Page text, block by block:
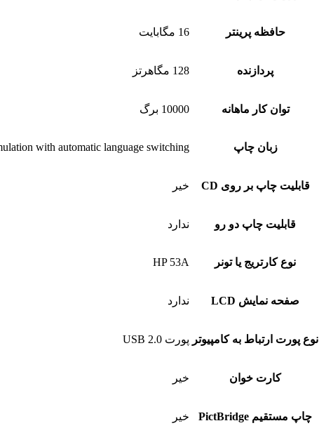
حافظه پرینتر 16 مگابایت
پردازنده 128 مگاهرتز
توان کار ماهانه 10000 برگ
زبان چاپ with automatic language switching
قابلیت چاپ بر روی CD خیر
قابلیت چاپ دو رو ندارد
نوع کارتریج یا تونر HP 53A
صفحه نمایش LCD ندارد
نوع پورت ارتباط به کامپیوتر پورت USB 2.0
کارت خوان خیر
چاپ مستقیم PictBridge خیر